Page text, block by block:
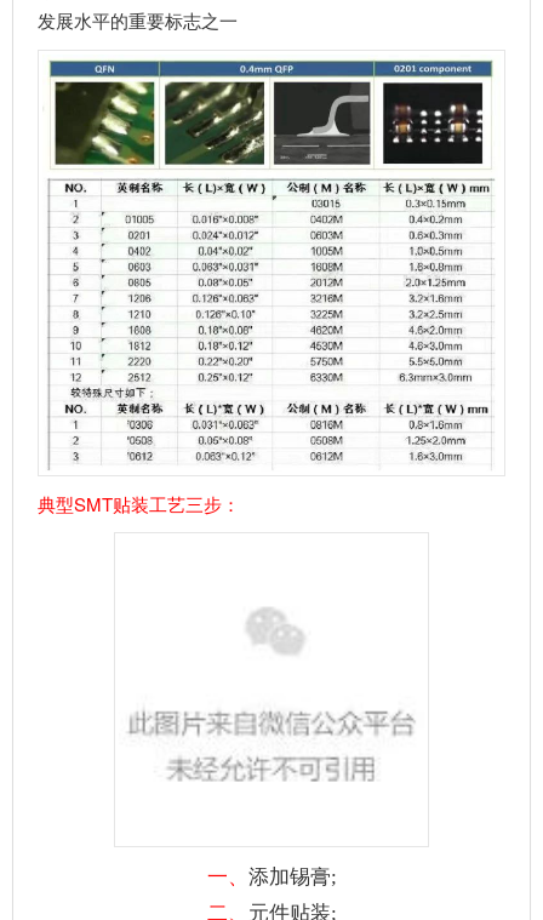
发展水平的重要标志之一
典型SMT贴装工艺三步：
一、 添加锡膏;
二、 元件贴装;